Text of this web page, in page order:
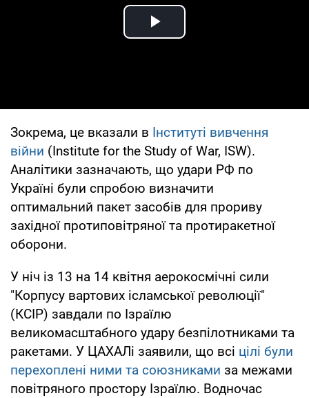
Play Video
Зокрема, це вказали в Інституті вивчення
війни (Institute for the Study of War, ISW).
Аналітики зазначають, що удари РФ по
Україні були спробою визначити
оптимальний пакет засобів для прориву
західної протиповітряної та протиракетної
оборони.
У ніч із 13 на 14 квітня аерокосмічні сили
"Корпусу вартових ісламської революції"
(КСІР) завдали по Ізраїлю
великомасштабного удару безпілотниками та
ракетами. У ЦАХАЛі заявили, що всі цілі були
перехоплені ними та союзниками за межами
повітряного простору Ізраїлю. Водночас